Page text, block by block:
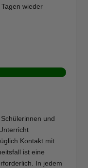
wieder
und
Kontakt mit
ist eine
In jedem